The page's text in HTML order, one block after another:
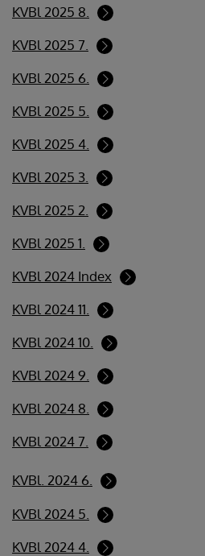
KVBl 2025 8.
KVBl 2025 7.
KVBl 2025 6.
KVBl 2025 5.
KVBl 2025 4.
KVBl 2025 3.
KVBl 2025 2.
KVBl 2025 1.
KVBl 2024 Index
KVBl 2024 11.
KVBl 2024 10.
KVBl 2024 9.
KVBl 2024 8.
KVBl 2024 7.
KVBl. 2024 6.
KVBl 2024 5.
KVBl 2024 4.